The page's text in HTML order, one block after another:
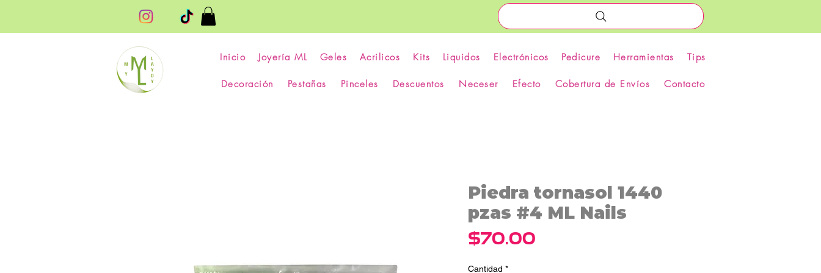
Inicio Joyería ML Geles Acrilicos Kits Liquidos Electrónicos Pedicure Herramientas Tips
Decoración Pestañas Pinceles Descuentos Neceser Efecto Cobertura de Envíos Contacto
Piedra tornasol 1440
pzas #4 ML Nails
$70.00
Cantidad *